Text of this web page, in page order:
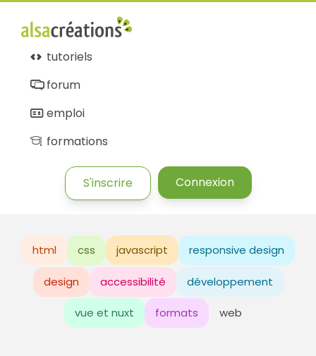
tutoriels
forum
emploi
formations
S'inscrire Connexion
html css javascript responsive design
design accessibilité développement
vue et nuxt formats web